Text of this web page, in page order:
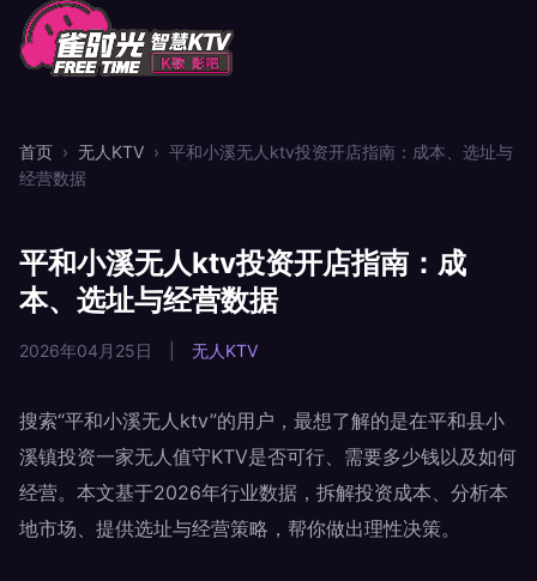
首页 › 无人KTV › 平和小溪无人ktv投资开店指南：成本、选址与
经营数据
平和小溪无人ktv投资开店指南：成
本、选址与经营数据
2026年04月25日 无人KTV
搜索“平和小溪无人ktv”的用户，最想了解的是在平和县小
溪镇投资一家无人值守KTV是否可行、需要多少钱以及如何
经营。本文基于2026年行业数据，拆解投资成本、分析本
地市场、提供选址与经营策略，帮你做出理性决策。